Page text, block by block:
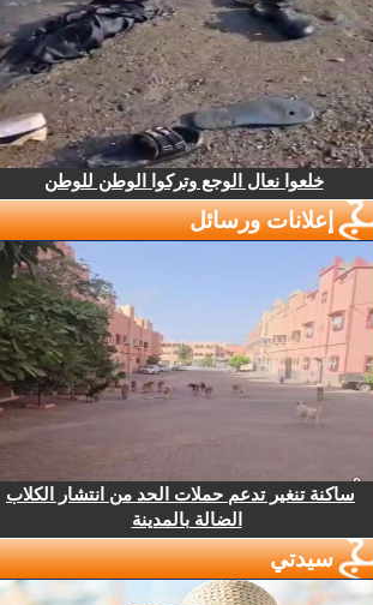
خلعوا نعال الوجع وتركوا الوطن للوطن
إعلانات ورسائل
ساكنة تنغير تدعم حملات الحد من انتشار الكلاب
الضالة بالمدينة
سيدتي